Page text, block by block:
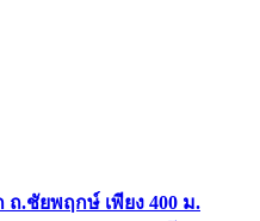
.ชัยพฤกษ์ เพียง 400 ม.